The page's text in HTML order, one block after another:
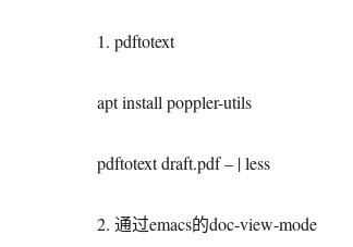
1. pdftotext
apt install poppler-utils
pdftotext draft.pdf – | less
2. 通过emacs的doc-view-mode